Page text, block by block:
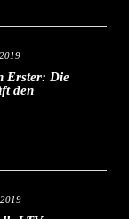
Erster: Die
den